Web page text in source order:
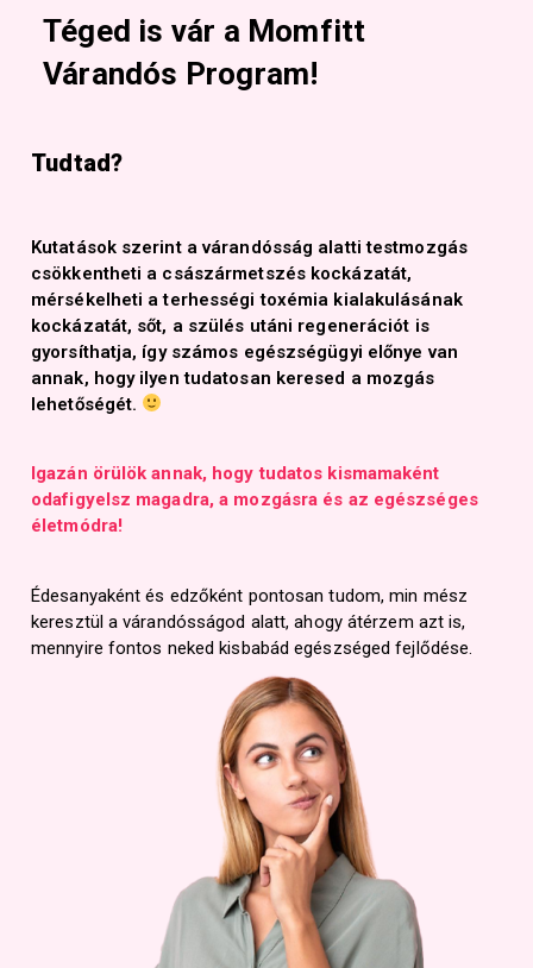
Téged is vár a Momfitt
Várandós Program!
Tudtad?
Kutatások szerint a várandósság alatti testmozgás
csökkentheti a császármetszés kockázatát,
mérsékelheti a terhességi toxémia kialakulásának
kockázatát, sőt, a szülés utáni regenerációt is
gyorsíthatja, így számos egészségügyi előnye van
annak, hogy ilyen tudatosan keresed a mozgás
lehetőségét.
Igazán örülök annak, hogy tudatos kismamaként
odafigyelsz magadra, a mozgásra és az egészséges
életmódra!
Édesanyaként és edzőként pontosan tudom, min mész
keresztül a várandósságod alatt, ahogy átérzem azt is,
mennyire fontos neked kisbabád egészséged fejlődése.